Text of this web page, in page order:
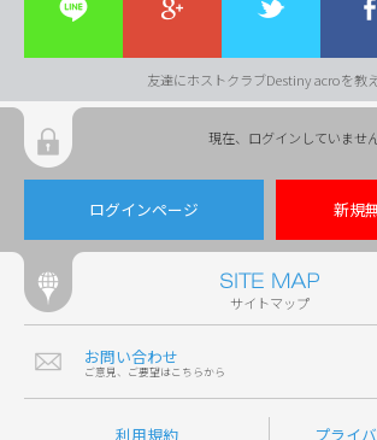
友達にホストクラブDestiny acroを教
現在、ログインしていませ
ログインページ 新規
サイトマップ
お問い合わせ
ご意見、ご要望はこちらから
利用規約 プライ